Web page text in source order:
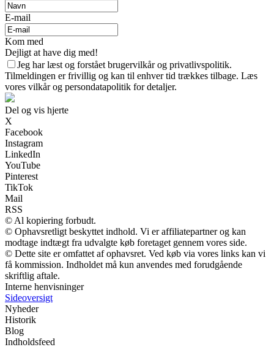
E-mail
Kom med
Dejligt at have dig med!
Jeg har læst og forstået brugervilkår og privatlivspolitik.
Tilmeldingen er frivillig og kan til enhver tid trækkes tilbage. Læs
vores vilkår og persondatapolitik for detaljer.
Del og vis hjerte
X
Facebook
Instagram
LinkedIn
YouTube
Pinterest
TikTok
Mail
RSS
© Al kopiering forbudt.
© Ophavsretligt beskyttet indhold. Vi er affiliatepartner og kan
modtage indtægt fra udvalgte køb foretaget gennem vores side.
© Dette site er omfattet af ophavsret. Ved køb via vores links kan vi
få kommission. Indholdet må kun anvendes med forudgående
skriftlig aftale.
Interne henvisninger
Sideoversigt
Nyheder
Historik
Blog
Indholdsfeed